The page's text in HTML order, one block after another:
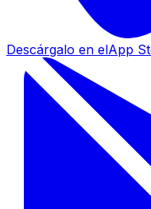
Descárgalo en elApp